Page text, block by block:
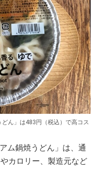
ん」は483円（税込）で高コス
ム鍋焼うどん」は、通
カロリー、製造元など